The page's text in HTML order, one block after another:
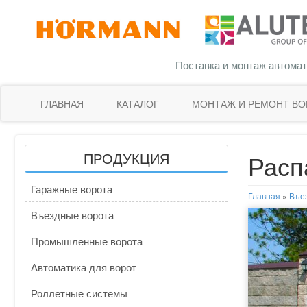
Поставка и монтаж
ГЛАВНАЯ КАТАЛОГ МОНТАЖ И РЕМОНТ
ПРОДУКЦИЯ
Гаражные ворота
Секционные
ворота
Гаражные
рулонные
ворота
Въездные ворота
Откатные
ворота,
cдвижные
ворота
Промышленные ворота
Промышленные
секционные
ворота
Автоматика для ворот
Новинки!
Роллетные системы
Главная »